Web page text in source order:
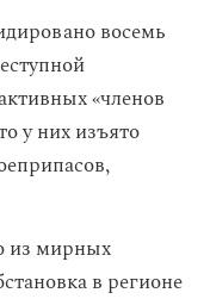
восемь
«членов
у них изъято
из мирных
в регионе